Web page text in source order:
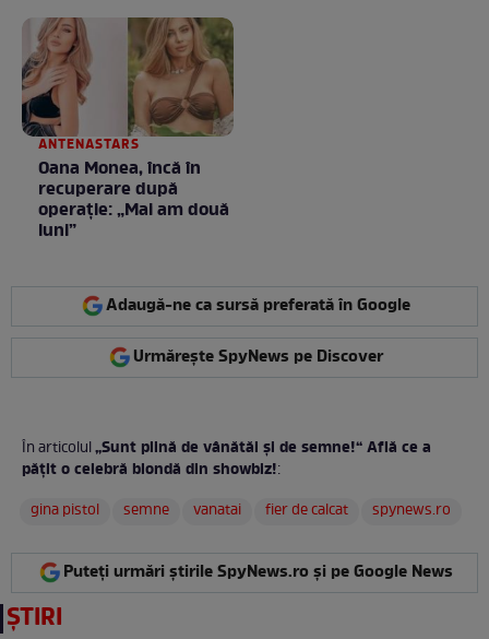
ANTENASTARS
Oana Monea, încă în
recuperare după
operație: „Mai am două
luni”
Adaugă-ne ca sursă preferată în Google
Urmărește SpyNews pe Discover
În articolul„Sunt plină de vânătăi şi de semne!“ Află ce a
păţit o celebră blondă din showbiz!:
gina pistol
semne vanatai fier de calcat spynews.ro
Puteți urmări știrile SpyNews.ro și pe Google News
ȘTIRI